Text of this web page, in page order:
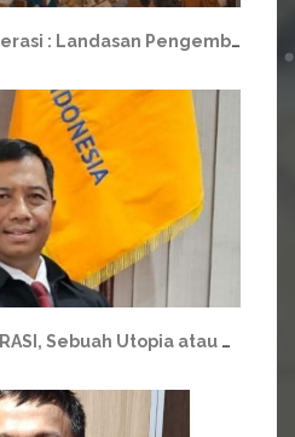
Nilai Islami dalam Koperasi : Landasan Pengembangan Pendidikan Dasar Perkoperasian yang Berkelanjutan
HAK KONSTITUSI KOPERASI, Sebuah Utopia atau Realita?